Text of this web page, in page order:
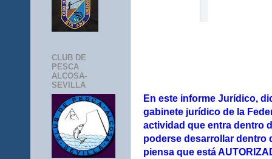
En este informe Jurídico,
gabinete jurídico de la
actividad que entra dentro
poderse desarrollar dentro
piensa que está
CLUB DE
PESCA
ALCOSA-
SEVILLA